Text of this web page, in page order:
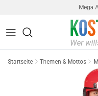
Mega
Startseite Themen & Mottos